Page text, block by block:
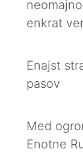
enkrat
Enajst
pasov
Med
Enotne